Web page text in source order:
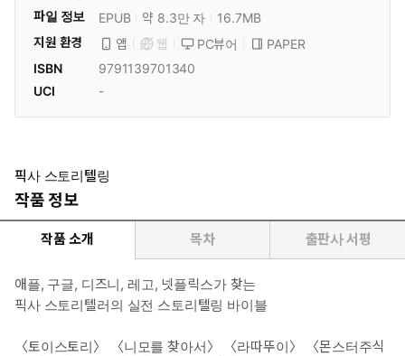
파일 정보
EPUB 약 8.3만 자
16.7MB
지원 환경
앱 웹 PC뷰어
PAPER
ISBN
9791139701340
UCI
-
픽사 스토리텔링
작품 정보
작품 소개 목차 출판사 서평
애플, 구글, 디즈니, 레고, 넷플릭스가 찾는
픽사 스토리텔러의 실전 스토리텔링 바이블
〈토이스토리〉 〈니모를 찾아서〉 〈라따뚜이〉 〈몬스터주식